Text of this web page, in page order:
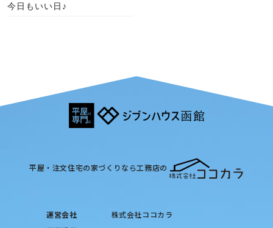
今日もいい日♪
平屋・注文住宅の家づくりなら工務店の
運営会社
株式会社ココカラ